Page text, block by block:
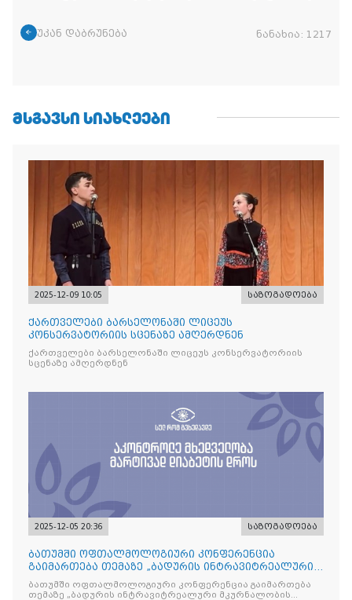
უკან დაბრუნება ნანახია: 1217
ᲛᲡᲒᲐᲕᲡᲘ ᲡᲘᲐᲮᲚᲔᲔᲑᲘ
2025-12-09 10:05 საზოგადოება
ქართველები ბარსელონაში ლიცეუს
კონსერვატორიის სცენაზე ამღერდნენ
ქართველები ბარსელონაში ლიცეუს კონსერვატორიის
სცენაზე ამღერდნენ
2025-12-05 20:36 საზოგადოება
ბათუმში ოფთალმოლოგიური კონფერენცია
გაიმართება თემაზე „ბადურის ინტრავიტრეალური
მკურნალობის ოპტიმიზაცი
ბათუმში ოფთალმოლოგიური კონფერენცია გაიმართება
თემაზე „ბადურის ინტრავიტრეალური მკურნალობის